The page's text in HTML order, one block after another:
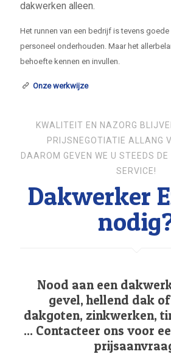
dakwerken alleen.
Het runnen van een bedrijf is tevens
personeel onderhouden. Maar het
behoefte kennen en invullen.
Onze werkwijze
KWALITEIT EN NAZORG
PRIJSNEGOTIATIE ALLANG
DAAROM GEVEN WE U STEEDS
SERVICE!
Dakwerker
Nood aan een
gevel, hellend dak
dakgoten, zinkwerken,
... Contacteer ons voor